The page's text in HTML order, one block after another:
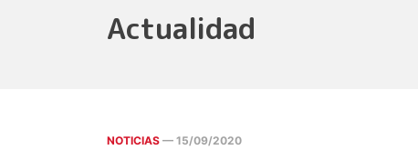
Actualidad
NOTICIAS — 15/09/2020